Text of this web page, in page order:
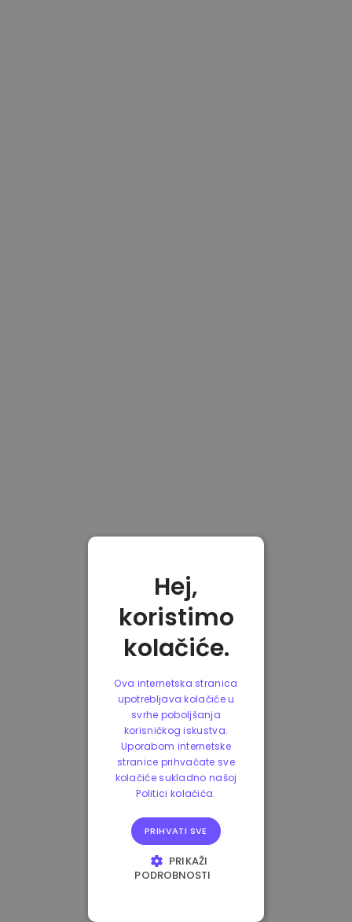
Hej,
koristimo
kolačiće.
Ova internetska stranica
upotrebljava kolačiće u
svrhe poboljšanja
korisničkog iskustva.
Uporabom internetske
stranice prihvaćate sve
kolačiće sukladno našoj
Politici kolačića.
PRIHVATI SVE
PRIKAŽI
PODROBNOSTI